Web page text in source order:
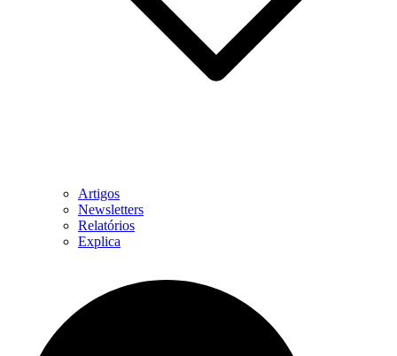
Artigos
Newsletters
Relatórios
Explica